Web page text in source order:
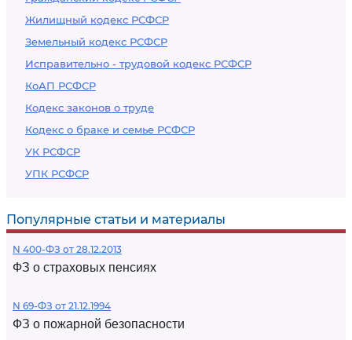
Жилищный кодекс РСФСР
Земельный кодекс РСФСР
Исправительно - трудовой кодекс РСФСР
КоАП РСФСР
Кодекс законов о труде
Кодекс о браке и семье РСФСР
УК РСФСР
УПК РСФСР
Популярные статьи и материалы
N 400-ФЗ от 28.12.2013
ФЗ о страховых пенсиях
N 69-ФЗ от 21.12.1994
ФЗ о пожарной безопасности